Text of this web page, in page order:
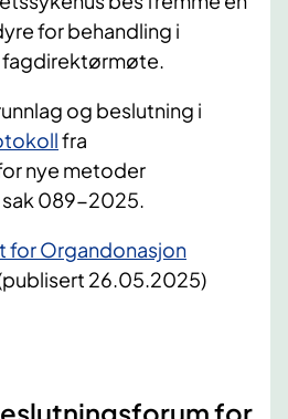
for behandling i
og beslutning i
fra
nye metoder
089-2025.
for Organdonasjon
26.05.2025)
for